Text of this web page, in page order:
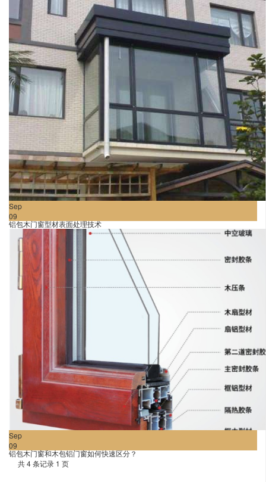
Sep
09
铝包木门窗型材表面处理技术
Sep
09
铝包木门窗和木包铝门窗如何快速区分？
共 4 条记录 1 页